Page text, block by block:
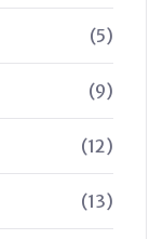
(5)
(9)
(12)
(13)